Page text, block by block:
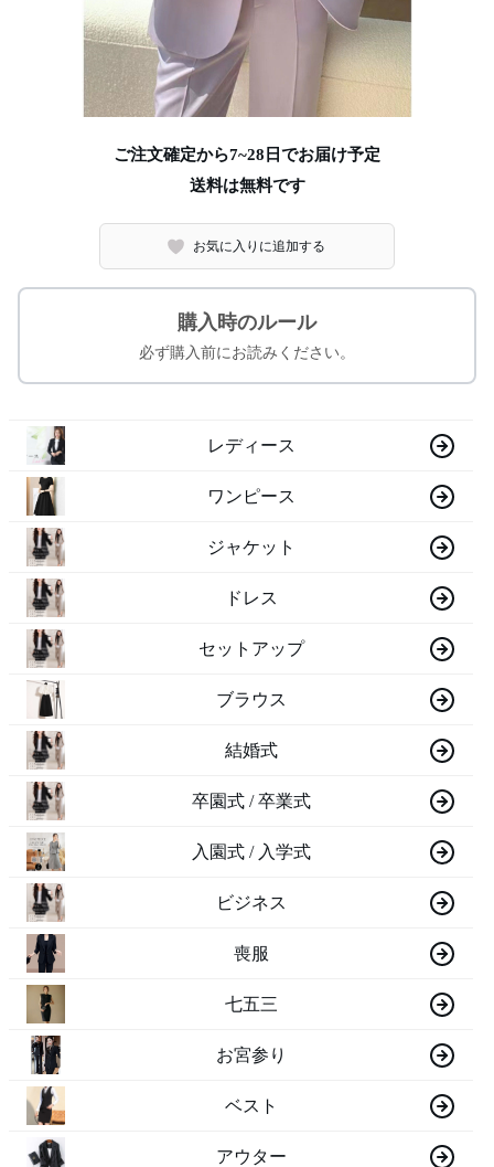
ご注文確定から7~28日でお届け予定
送料は無料です
お気に入りに追加する
購入時のルール
必ず購入前にお読みください。
レディース
ワンピース
ジャケット
ドレス
セットアップ
ブラウス
結婚式
卒園式 / 卒業式
入園式 / 入学式
ビジネス
喪服
七五三
お宮参り
ベスト
アウター